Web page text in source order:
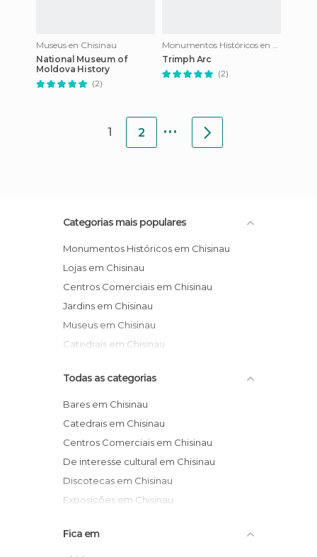
Museus en Chisinau
National Museum of
Moldova History
(2)
Monumentos Históricos en Chisinau
Trimph Arc
(2)
1 2 ...
Categorias mais populares
Monumentos Históricos em Chisinau
Lojas em Chisinau
Centros Comerciais em Chisinau
Jardins em Chisinau
Museus em Chisinau
Catedrais em Chisinau
Todas as categorias
Bares em Chisinau
Catedrais em Chisinau
Centros Comerciais em Chisinau
De interesse cultural em Chisinau
Discotecas em Chisinau
Exposições em Chisinau
Jardins em Chisinau
Fica em